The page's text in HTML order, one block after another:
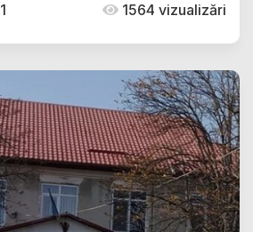
1564 vizualizări